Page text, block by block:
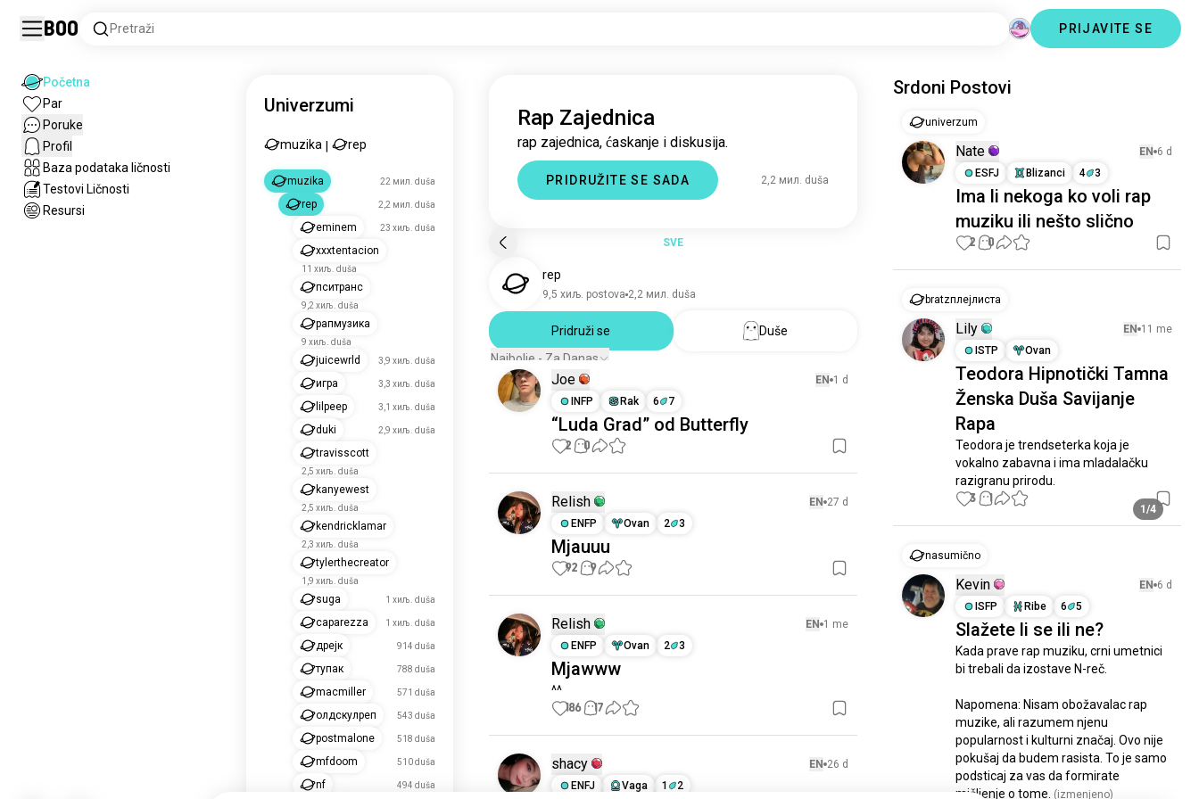
Boo Pretraži PRIJAVITE SE
Početna
Par
Poruke
Profil
Baza podataka ličnosti
Testovi Ličnosti
Resursi
Univerzumi
muzika rep
muzika 22 мил. duša
rep 2,2 мил. duša
eminem 23 хиљ. duša
xxxtentacion
11 хиљ. duša
пситранс
9,2 хиљ. duša
рапмузика
9 хиљ. duša
juicewrld 3,9 хиљ. duša
игра 3,3 хиљ. duša
lilpeep 3,1 хиљ. duša
duki 2,9 хиљ. duša
travisscott
2,5 хиљ. duša
kanyewest
2,5 хиљ. duša
kendricklamar
2,3 хиљ. duša
tylerthecreator
1,9 хиљ. duša
suga 1 хиљ. duša
caparezza 1 хиљ. duša
дрејк 914 duša
тупак 788 duša
macmiller 571 duša
олдскулреп 543 duša
postmalone 518 duša
mfdoom 510 duša
nf 494 duša
Rap Zajednica
rap zajednica, ćaskanje i diskusija.
PRIDRUŽITE SE SADA 2,2 мил. duša
SVE
rep
9,5 хиљ. postova 2,2 мил. duša
Pridruži se
Duše
Najbolje - Za Danas
Joe EN 1 d
INFP
Rak 6 7
“Luda Grad” od Butterfly
2 0
Relish EN 27 d
ENFP
Ovan 2 3
Mjauuu
92 9
Relish EN 1 me
ENFP
Ovan 2 3
Mjawww
^^
186 17
shacy EN 26 d
ENFJ
Vaga 1 2
Srdoni Postovi
univerzum
Nate EN 6 d
ESFJ
Blizanci 4 3
Ima li nekoga ko voli rap
muziku ili nešto slično
2 0
bratzплејлиста
Lily EN 11 me
ISTP
Ovan
Teodora Hipnotički Tamna
Ženska Duša Savijanje
Rapa
Teodora je trendseterka koja je
vokalno zabavna i ima mladalačku
razigranu prirodu.
1/4
3 1
nasumično
Kevin EN 6 d
ISFP
Ribe 6 5
Slažete li se ili ne?
Kada prave rap muziku, crni umetnici
bi trebali da izostave N-reč.
Napomena: Nisam obožavalac rap
muzike, ali razumem njenu
popularnost i kulturni značaj. Ovo nije
pokušaj da budem rasista. To je samo
podsticaj za vas da formirate
mišljenje o tome. (izmenjeno)